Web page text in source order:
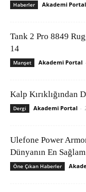
Haberler Akademi Portal
Tank 2 Pro 8849
14
Manşet Akademi Portal -
Kalp Kırıklığından
Dergi Akademi Portal -
Ulefone Power
Dünyanın En
Öne Çıkan Haberler